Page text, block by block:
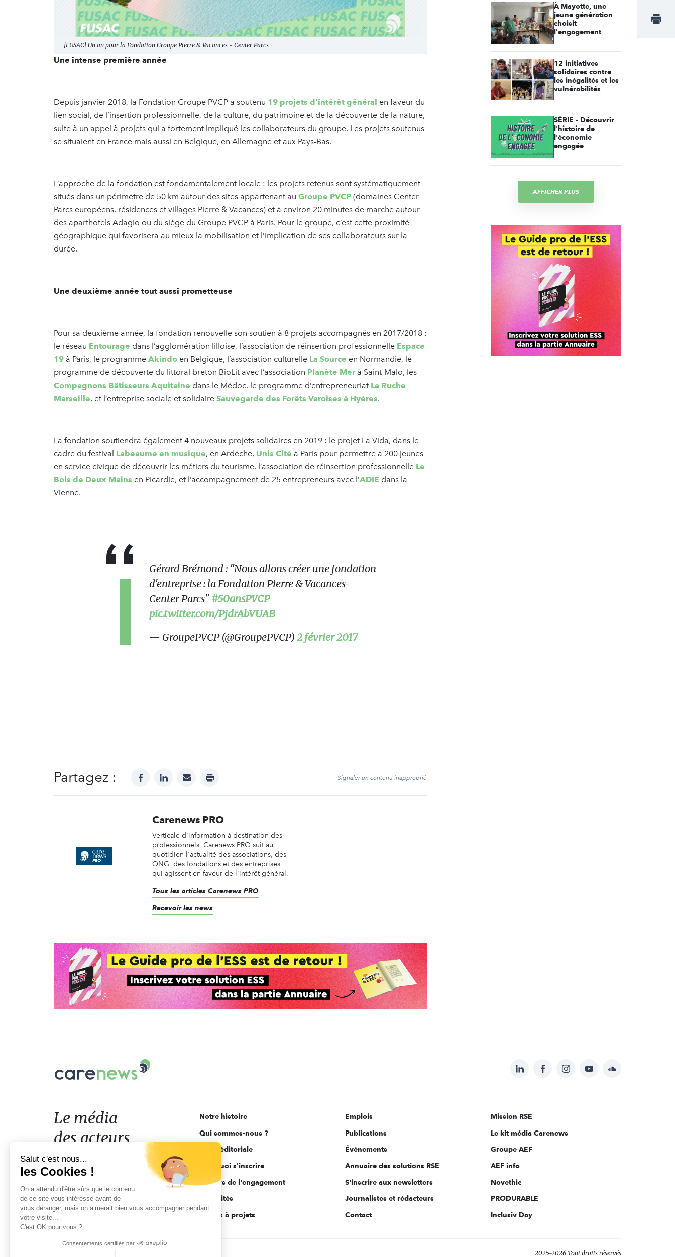
[FUSAC] Un an pour la Fondation Groupe Pierre & Vacances - Center Parcs
Une intense première année
Depuis janvier 2018, la Fondation Groupe PVCP a soutenu 19 projets d’intérêt général en faveur du
lien social, de l’insertion professionnelle, de la culture, du patrimoine et de la découverte de la nature,
suite à un appel à projets qui a fortement impliqué les collaborateurs du groupe. Les projets soutenus
se situaient en France mais aussi en Belgique, en Allemagne et aux Pays-Bas.
L’approche de la fondation est fondamentalement locale : les projets retenus sont systématiquement
situés dans un périmètre de 50 km autour des sites appartenant au Groupe PVCP (domaines Center
Parcs européens, résidences et villages Pierre & Vacances) et à environ 20 minutes de marche autour
des aparthotels Adagio ou du siège du Groupe PVCP à Paris. Pour le groupe, c’est cette proximité
géographique qui favorisera au mieux la mobilisation et l’implication de ses collaborateurs sur la
durée.
Une deuxième année tout aussi prometteuse
Pour sa deuxième année, la fondation renouvelle son soutien à 8 projets accompagnés en 2017/2018 :
le réseau Entourage dans l’agglomération lilloise, l’association de réinsertion professionnelle Espace
19 à Paris, le programme Akindo en Belgique, l’association culturelle La Source en Normandie, le
programme de découverte du littoral breton BioLit avec l’association Planète Merà Saint-Malo, les
Compagnons Bâtisseurs Aquitaine dans le Médoc, le programme d’entrepreneuriat La Ruche
Marseille, et l’entreprise sociale et solidaire Sauvegarde des Forêts Varoises à Hyères.
La fondation soutiendra également 4 nouveaux projets solidaires en 2019 : le projet La Vida, dans le
cadre du festival Labeaume en musique, en Ardèche, Unis Cité à Paris pour permettre à 200 jeunes
en service civique de découvrir les métiers du tourisme, l’association de réinsertion professionnelle Le
Bois de Deux Mains en Picardie, et l’accompagnement de 25 entrepreneurs avec l’ADIE dans la
Vienne.
Gérard Brémond : "Nous allons créer une fondation
d'entreprise : la Fondation Pierre & Vacances-
Center Parcs" #50ansPVCP
pic.twitter.com/PjdrAbVUAB
— GroupePVCP (@GroupePVCP) 2 février 2017
Partagez : facebooklinkedinmail print Signaler un contenu inapproprié
Carenews PRO
Verticale d'information à destination des
professionnels, Carenews PRO suit au
quotidien l'actualité des associations, des
ONG, des fondations et des entreprises
qui agissent en faveur de l'intérêt général.
Tous les articles Carenews PRO
Recevoir les news
À Mayotte, une
jeune génération
choisit
l'engagement
12 initiatives
solidaires contre
les inégalités et les
vulnérabilités
SÉRIE - Découvrir
l'histoire de
l'économie
engagée
AFFICHER PLUS
Suivez-
sur:
LinkedInFacebookInstagramYouTubeSoundcloud
Le
acteurs
de
l'engagement
Le média
des acteurs
de l'engagement
Notre histoire
Qui sommes-nous ?
Ligne éditoriale
Pourquoi s'inscrire
Acteurs de l'engagement
Actualités
Appels à projets
Emplois
Publications
Évènements
Annuaire des solutions RSE
S'inscrire aux newsletters
Journalistes et rédacteurs
Contact
Mission RSE
Le kit média Carenews
Groupe AEF
AEF info
Novethic
PRODURABLE
Inclusiv Day
2025-2026 Tout droits réservés
Salut c'est nous...
les Cookies !
On a attendu d'être sûrs que le contenu
de ce site vous intéresse avant de
vous déranger, mais on aimerait bien vous accompagner pendant
votre visite...
C'est OK pour vous ?
Consentements certifiés par